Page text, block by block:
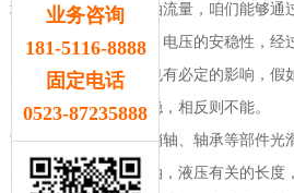
增大或减小油缸液压油流量，咱们能够通
阀来调整液压油流量；电压的安稳性，
的情况下，起升速度也有必定的影响，
的配比，起升速度安稳，相反则不能。
零部件的光滑程度，销轴、轴承等部件光
度，应即使打磨光滑油，液压有关的长度
业务咨询
181-5116-8888
固定电话
0523-87235888